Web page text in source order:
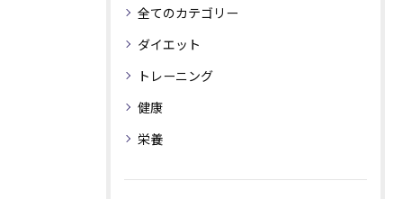
全てのカテゴリー
ダイエット
トレーニング
健康
栄養